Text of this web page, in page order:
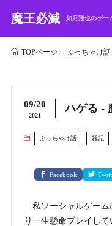
魔王必滅 如月翔也のゲー
TOPページ ぶっちゃけ話
09/20
2021
ハゲる -
ぶっちゃけ話 雑記
Facebook
私ソーシャルゲーム
り一生懸命プレイし